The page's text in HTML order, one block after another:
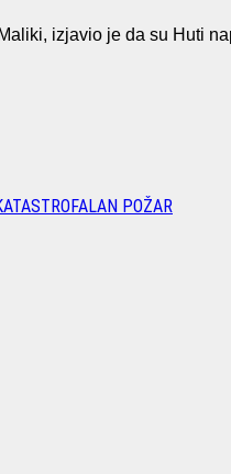
izjavio je da su Huti
POŽAR